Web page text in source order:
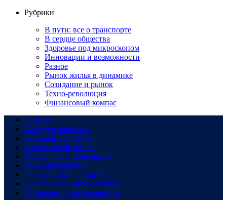
Рубрики
В пути: все о транспорте
В сердце общества
Здоровье под микроскопом
Инновации и возможности
Разное
Рынок жилья в динамике
Созидание и рынок
Техно-революция
Финансовый компас
Главная
В сердце общества
Созидание и рынок
Финансовый компас
В пути: все о транспорте
Техно-революция
Рынок жилья в динамике
Здоровье под микроскопом
Инновации и возможности